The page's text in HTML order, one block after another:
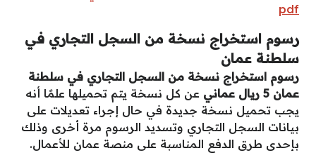
pdf
رسوم استخراج نسخة من السجل التجاري في
سلطنة عمان
رسوم استخراج نسخة من السجل التجاري في سلطنة
عمان 5 ريال عماني
عن كل نسخة يتم تحميلها علمًا أنه
يجب تحميل نسخة جديدة في حال إجراء تعديلات على
بيانات السجل التجاري وتسديد الرسوم مرة أخرى وذلك
بإحدى طرق الدفع المناسبة على منصة عمان للأعمال.